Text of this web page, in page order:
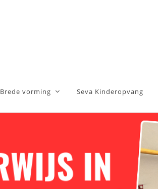
Brede vorming Seva Kinderopvang